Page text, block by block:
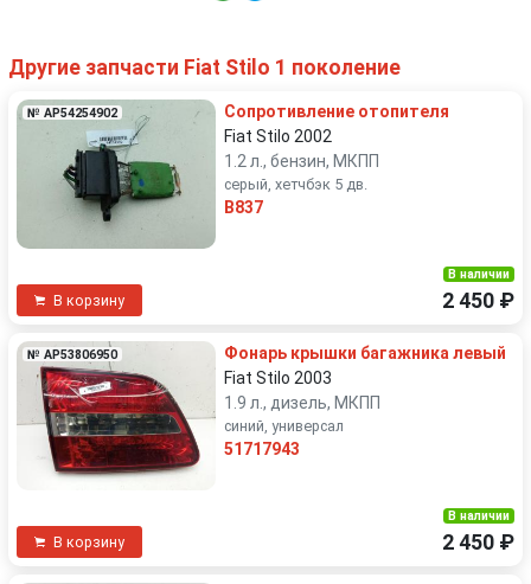
Другие запчасти Fiat Stilo 1 поколение
№ AP54254902
Сопротивление отопителя
Fiat Stilo 2002
1.2 л., бензин, МКПП
серый, хетчбэк 5 дв.
B837
В корзину
В наличии
2 450 ₽
№ AP53806950
Фонарь крышки багажника левый
Fiat Stilo 2003
1.9 л., дизель, МКПП
синий, универсал
51717943
В корзину
В наличии
2 450 ₽